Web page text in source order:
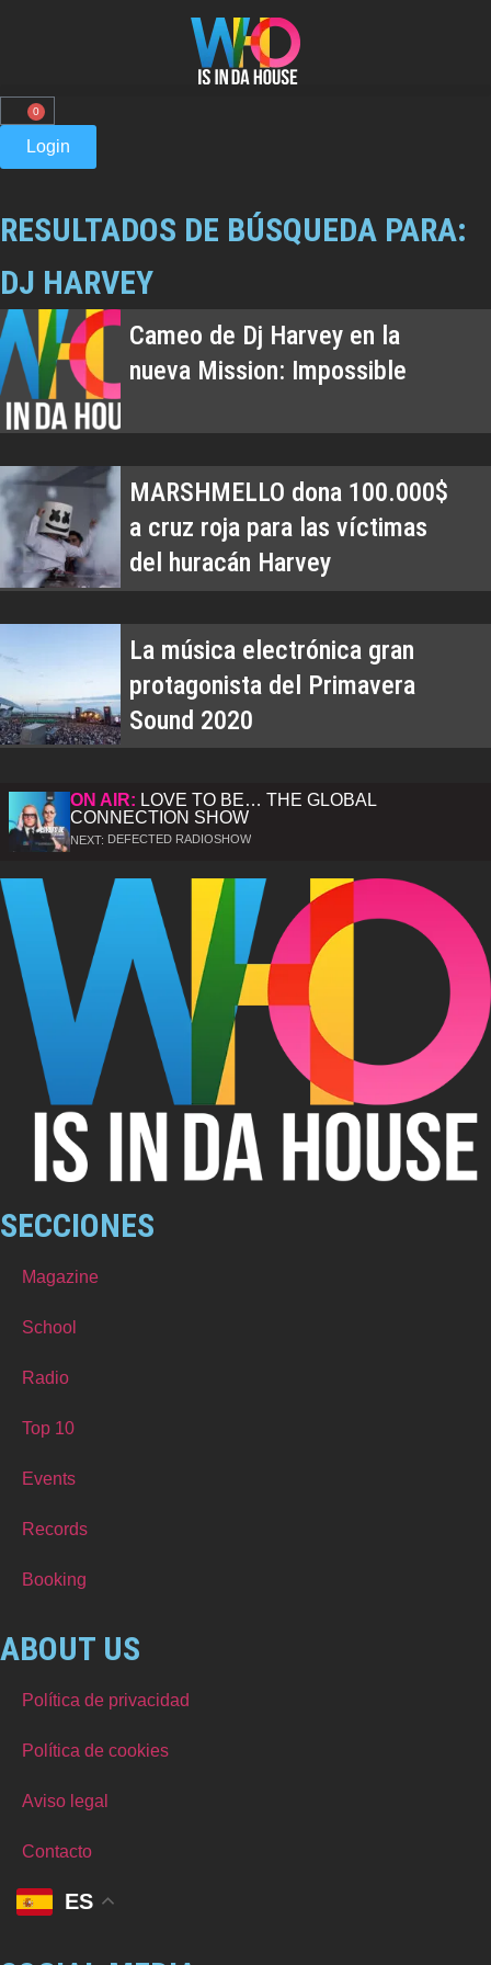
0
Login
RESULTADOS DE BÚSQUEDA PARA:
DJ HARVEY
Cameo de Dj Harvey en la
nueva Mission: Impossible
MARSHMELLO dona 100.000$
a cruz roja para las víctimas
del huracán Harvey
La música electrónica gran
protagonista del Primavera
Sound 2020
ON AIR: LOVE TO BE… THE GLOBAL
CONNECTION SHOW
NEXT: DEFECTED RADIOSHOW
SECCIONES
Magazine
School
Radio
Top 10
Events
Records
Booking
ABOUT US
Política de privacidad
Política de cookies
Aviso legal
Contacto
ES